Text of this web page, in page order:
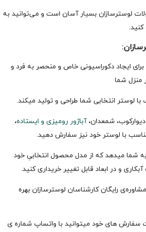
لوسترسازان بسیار آسان است و می‌توانید به
ایجاد دکوراسیونی خاص و منحصر به فرد و
منزل شما
لوستر انتخابی شما طراحی و تولید میکند.
دیوارکوب، شمعدان،آباژور رومیزی و ایستاده،
با لوستر خود نیز سفارش دهید.
به شما میدهد که از مدل محصول انتخابیِ خود
و در ابعاد قابل تغییر خریداری کنید.
رایگان کارشناسان لوسترسازان بهره
سفارش های خود میتوانید با واتساپ شماره ی